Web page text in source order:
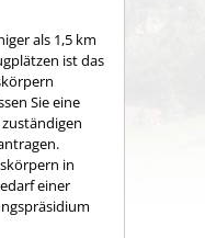
als 1,5 km
ist das
Sie eine
in
einer